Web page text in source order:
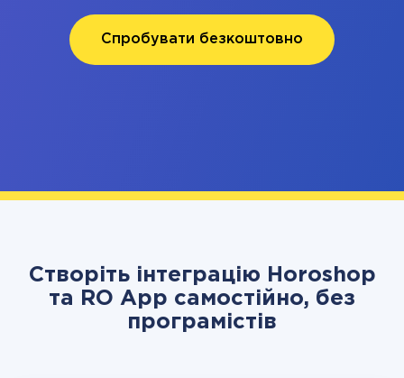
Спробувати безкоштовно
Створіть інтеграцію Horoshop
та RO App самостійно, без
програмістів